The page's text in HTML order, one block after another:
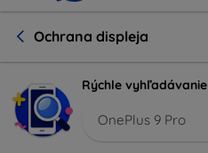
Ochrana displeja
Rýchle vyhľadávanie
OnePlus 9 Pro